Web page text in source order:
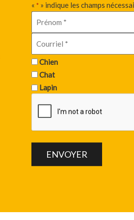
« * » indique les champs
Chien
Chat
Lapin